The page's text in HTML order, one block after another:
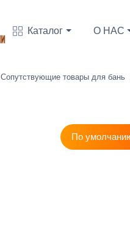
Каталог О НАС
Сопутствующие товары для бань
По